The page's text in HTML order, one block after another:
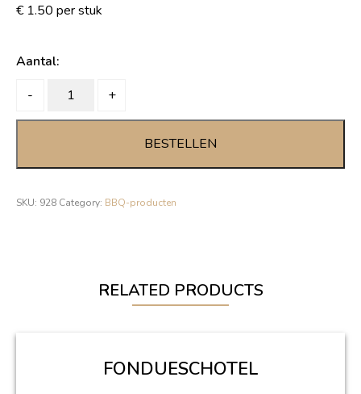
€ 1.50 per stuk
Aantal:
-
SPEKLAP
+
BESTELLEN
SKU: 928 Category: BBQ-producten
RELATED PRODUCTS
FONDUESCHOTEL